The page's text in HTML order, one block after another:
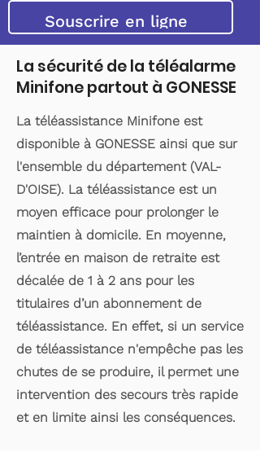
Souscrire en ligne
La sécurité de la téléalarme
Minifone partout à GONESSE
La téléassistance Minifone est
disponible à GONESSE ainsi que sur
l'ensemble du département (VAL-
D'OISE). La téléassistance est un
moyen efficace pour prolonger le
maintien à domicile. En moyenne,
l’entrée en maison de retraite est
décalée de 1 à 2 ans pour les
titulaires d’un abonnement de
téléassistance. En effet, si un service
de téléassistance n'empêche pas les
chutes de se produire, il permet une
intervention des secours très rapide
et en limite ainsi les conséquences.